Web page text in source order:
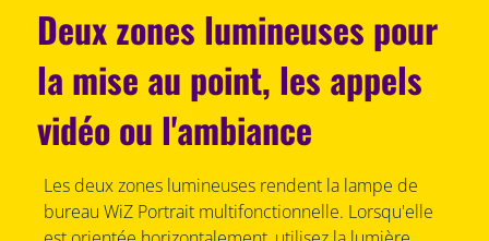
Deux zones lumineuses pour
la mise au point, les appels
vidéo ou l'ambiance
Les deux zones lumineuses rendent la lampe de
bureau WiZ Portrait multifonctionnelle. Lorsqu'elle